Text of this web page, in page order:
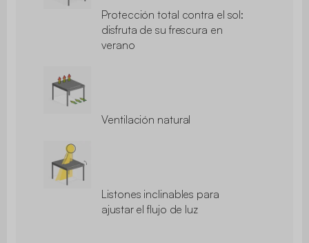
Protección total contra el sol:
disfruta de su frescura en
verano
Ventilación natural
Listones inclinables para
ajustar el flujo de luz